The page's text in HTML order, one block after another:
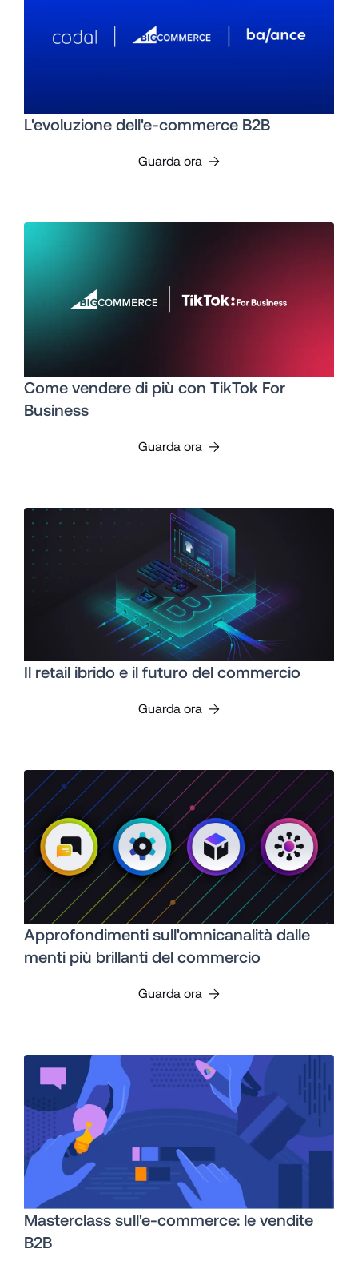
L'evoluzione dell'e-commerce B2B
Guarda ora
Come vendere di più con TikTok For
Business
Guarda ora
Il retail ibrido e il futuro del commercio
Guarda ora
Approfondimenti sull'omnicanalità dalle
menti più brillanti del commercio
Guarda ora
Masterclass sull'e-commerce: le vendite
B2B